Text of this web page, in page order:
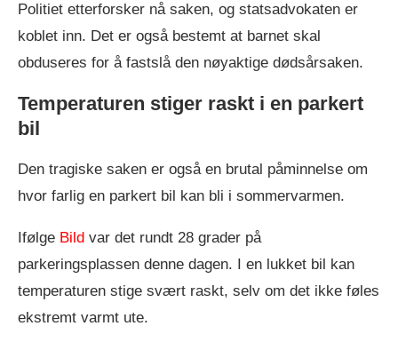
Politiet etterforsker nå saken, og statsadvokaten er
koblet inn. Det er også bestemt at barnet skal
obduseres for å fastslå den nøyaktige dødsårsaken.
Temperaturen stiger raskt i en parkert
bil
Den tragiske saken er også en brutal påminnelse om
hvor farlig en parkert bil kan bli i sommervarmen.
Ifølge Bild var det rundt 28 grader på
parkeringsplassen denne dagen. I en lukket bil kan
temperaturen stige svært raskt, selv om det ikke føles
ekstremt varmt ute.